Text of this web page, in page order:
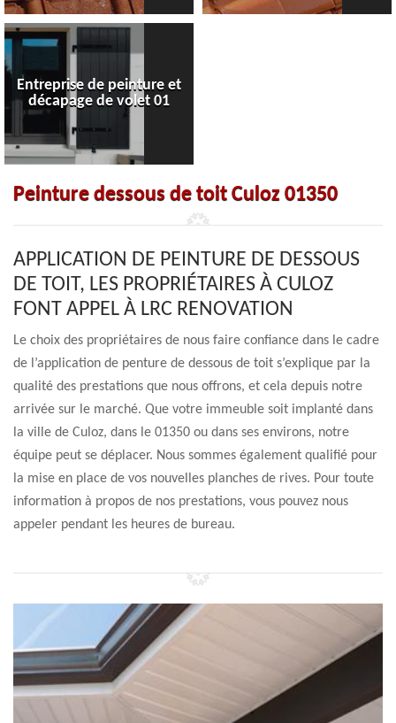
Entreprise de peinture et
décapage de volet 01
Peinture dessous de toit Culoz 01350
APPLICATION DE PEINTURE DE DESSOUS
DE TOIT, LES PROPRIÉTAIRES À CULOZ
FONT APPEL À LRC RENOVATION
Le choix des propriétaires de nous faire confiance dans le cadre
de l’application de penture de dessous de toit s’explique par la
qualité des prestations que nous offrons, et cela depuis notre
arrivée sur le marché. Que votre immeuble soit implanté dans
la ville de Culoz, dans le 01350 ou dans ses environs, notre
équipe peut se déplacer. Nous sommes également qualifié pour
la mise en place de vos nouvelles planches de rives. Pour toute
information à propos de nos prestations, vous pouvez nous
appeler pendant les heures de bureau.